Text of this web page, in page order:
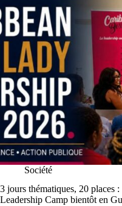
Société
3 jours thématiques, 20 places
Leadership Camp bientôt en